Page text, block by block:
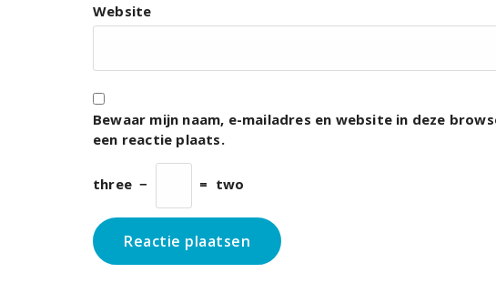
Website
Bewaar mijn naam, e-mailadres en website in deze
een reactie plaats.
three − = two